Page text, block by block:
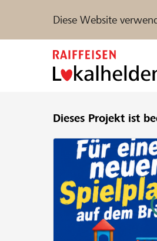
Diese Website
Unterstützen
Projekte und
FR IT
Dieses Projekt ist